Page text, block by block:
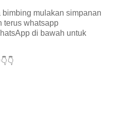
mulakan simpanan
terus whatsapp
di bawah untuk